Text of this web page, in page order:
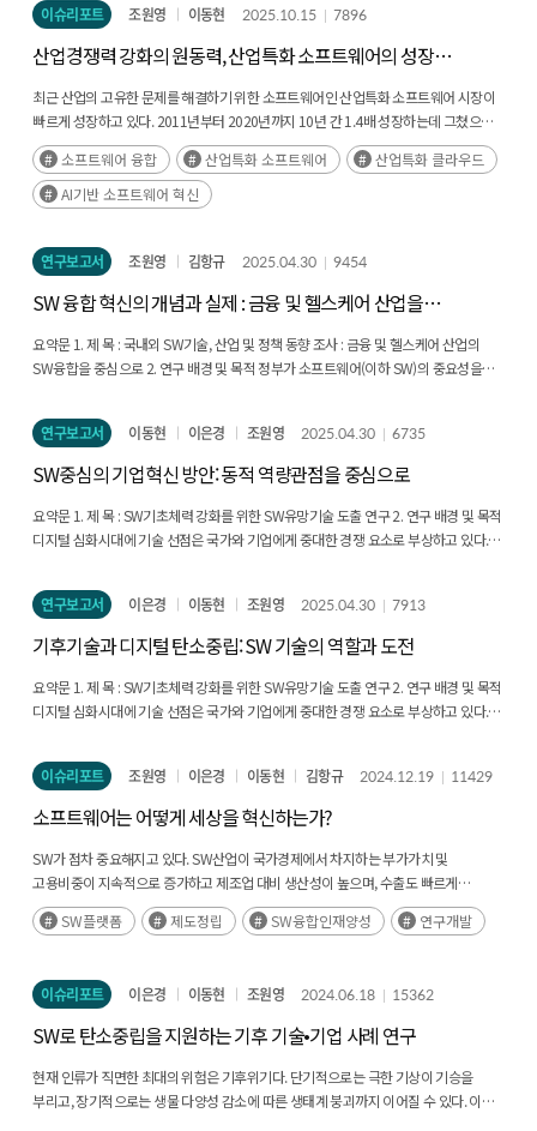
자원을 활용한 연산에 기반하고 있다. AI 모델은 다양한 응용 애플리케이션의 엔진으로
여러 AI 서비스와 제품의 근간이 된다. 즉, 소프트웨어가 AI를 만들고, AI는 다시
소프트웨어의 가치를 높이는 동반 성장이 진행중이다. 이러한 소프트웨어의 근본적
투자만으로는 충분치 않으며, 오픈소스 소프트웨어 생태계, 표준화와 상호운용성,
견고한 소프트웨어 보안 프레임워크 등과 같은 전략적 지원이 병행되어야 한다. 더불어
소프트웨어와 인공지능의 통합적 교육과 인력 양성, 기술 개발, 국제 협력을 촉진하는
정책은 장기적인 AI 경쟁력과 포용적 성장을 뒷받침하는 핵심 수단이 될 것이다. 결국
‘소프트웨어 생태계의 경쟁력이 곧 AI 경쟁력’이라는 인식을 바탕으로 AI 정책 전반을
활용되는 소프트웨어의 역할과 사례를 살펴보고, AI 생태계를 견실화하기 위한 SW
정책을 짚어보고자 한다. Executive Summary Artificial intelligence (AI) is emerging
as a core driver reshaping the global economy, industry, and society. While
capacity—have received considerable attention, the role of software in making
AI innovation practically feasible has been relatively underexplored. However,
constitutes the foundation that determines the efficiency, scalability, and
accessibility of AI technologies. Advanced software frameworks and
programming languages enable developers and researchers to rapidly design,
refine, and deploy sophisticated AI models. Contemporary AI systems rely on the
large-scale collection and processing of data, as well as intensive computation
leveraging high-performance computing resources. AI models function as the
AI services and products. In this sense, software enables the creation of AI, while
AI, in turn, amplifies the value of software—illustrating a process of mutual and
reinforcing growth. The fundamental importance of software carries clear policy
implications. Investment in hardware infrastructure or data alone is insufficient; it
must be accompanied by strategic support for areas such as open-source
software ecosystems, standardization and interoperability, and robust software
international cooperation will serve as critical instruments for sustaining long-
should be designed and implemented based on the recognition that the
competitiveness of the software ecosystem directly translates into the
competitiveness of AI. This report examines the roles and illustrative cases of
software policy directions aimed at strengthening the overall AI ecosystem.
이슈리포트 조원영 이동현 2025.10.15 7896
산업경쟁력 강화의 원동력, 산업특화 소프트웨어의 성장
동인과 주요 사례
최근 산업의 고유한 문제를 해결하기 위한 소프트웨어인 산업특화 소프트웨어 시장이
빠르게 성장하고 있다. 2011년부터 2020년까지 10년 간 1.4배 성장하는데 그쳤으나,
2021년 이후 5년 사이 2.3배나 성장했다. 산업특화 소프트웨어의 시장 성장 동인을 (1)
공급, (2)수요, (3)기술로 구분하여 2020년을 기점으로 어떤 변화가 있었는지 살펴보면
다음과 같다. 첫째, 시장 공급 관점에서 과거의 산업특화 소프트웨어 기업은 산업별로
기반의 산업특화 소프트웨어(Vertical SaaS)를 제공하는 기업이 증가했고 산업간
시장 수요 관점에서 과거의 산업특화 소프트웨어는 대기업의 일부 부서에서 특정
문제를 해결하기 위한 보완적 도구로 활용된 반면, 소프트웨어 중심의 산업 패러다임
(Software Defined X)이 전 산업으로 확장되면서 점차 기업의 경쟁력을 좌우하는 핵심
혁신을 위축시켜왔다. 하지만 2020년 이후 산업별 데이터를 학습하여 산업고유의
역동적으로 변화하고 가치 혁신이 활발히 이뤄지고 있다. 다양한 환경에서 상이한
산업특화 소프트웨어 활성화를 위해 다음과 같은 정책적 제언을 도출했다./p> 우선,
대-중소기업의 산업특화 소프트웨어 활용 수준을 높이기 위해 산업특화 클라우드
도입을 저해하는 제도의 개선, 중소기업 기업의 클라우드 활용 지원 정책 등을 고려해볼
수 있다. 또한 AI 기반의 산업특화 소프트웨어 개발을 촉진해야 한다. 이와 관련하여,
산업특화 AI 스타트업 육성 지원, AI 컴퓨팅 인프라의 운영관리에 필요한 기반
위한 부처 간 긴밀한 협력 등이 필요하다. 끝으로 협력적 소프트웨어 혁신을 통해 산업
경쟁력을 높일 수 있는 기회를 제공해아 한다. 다수의 산업특화 소프트웨어에 탑재되는
개발하는 오픈소스 프로젝트 운영 등을 고려해볼 수 있다.
소프트웨어 융합 산업특화 소프트웨어
산업특화 클라우드
AI기반 소프트웨어 혁신
연구보고서 조원영 김항규 2025.04.30 9454
SW 융합 혁신의 개념과 실제 : 금융 및 헬스케어 산업을
중심으로
요약문 1. 제 목 : 국내외 SW기술, 산업 및 정책 동향 조사 : 금융 및 헬스케어 산업의
SW융합을 중심으로 2. 연구 배경 및 목적 정부가 소프트웨어(이하 SW)의 중요성을
실현전략》(2014.7.)을 수립한지 10년이 지났 다. 그동안 정부는 SW중심대학,
AI대학원 등의 인재양성 사업을 추진했고, SW진흥법 을 통해 SW산업육성의 법적
근거를 마련하였으며, SW 기본계획을 수립하여 정책의 체 계를 갖추는 등 나름의
성과를 거뒀다. 하지만, 전 산업과 사회로 뻗어나가는 SW의 영향력에 비해 현재의 SW
주요 정책은 여전히 공공 SW제도, SI 이슈 대응 등 국내의 고질적인 SW 현안 해결에
집중되어 있 다는 지적도 상존한다. 특히 최근 AI, 메타버스, 블록체인, 빅데이터 등 SW
필요성이 높아졌다. 본 연구는 지난 10년 SW 정책의 미흡한 부분을 파악하고 SW가
필요한 SW 정책을 기획하기 위한 목적으로 최신의 SW 기술과 산업, 그리고 정책
동향을 조사하는 것을 목적으로 한다. 3. 연구의 구성 및 방법 SW 분야의 최근 동향을
파악하고, 이를 바탕으로 SW가 주도하는 산업 및 사회 혁신 방향을 예측하며,
최신 동향을 파악 하는 것이다. 이를 위해 2024년 1월부터 6월까지 IT 분야
5대 언론인 뉴욕타임즈, 월스 트리트저널, 파이낸셜타임즈(이상 일간지), 이코노미스트
(이상 주간지), MIT테크놀로지 리뷰(이상 격월지)에서 SW 관련 기사를 분석했다. 이후
IT 시장조사기관 및 주요 언론사의 SW 관련 기사를 5개의 주제별로 분류한 후 주제별
기사의 빈도를 기준으로 정책의 우선순위를 도출한 결과, SW 융합 정책이 가장
우선순위가 높은 것으로 도출되었다. 후속 작업으로 우선순위가 높은 SW 융합에 대해
지는 산업을 선정하여 실제 융합 현상을 파악하는 세부 연구로 나눠 수행했다. 개괄적
연구는 제2장에서 다루고, 세부 연구는 SW 지출액이 가능 높은 금융 산업과 산업 특 화
SW 지출액 비중이 가장 높은 헬스케어 산업을 대상으로 각각 제3장과 제4장에서
방향성 을 제안한 후금융 산업과 헬스케어 산업별 SW 융합 정책을 제언하였다. 4. 연구
내용 및 결과 SW 융합의 개념적 모형을 제시한 2장에서는 국가 경쟁력 모델인
연구보고서 이동현 이은경 조원영 2025.04.30 6735
SW중심의 기업혁신 방안: 동적 역량관점을 중심으로
요약문 1. 제 목 : SW기초체력 강화를 위한 SW유망기술 도출 연구 2. 연구 배경 및 목적
디지털 심화시대에 기술 선점은 국가와 기업에게 중대한 경쟁 요소로 부상하고 있다.
환경에서의 선도적 위치 확보는 지속적인 성장을 위한 필수 조건이 되었다. 이러한
상황에서 새로운 유망 기술을 신속하게 감지하고, 효과적으로 개발 및 확산하는 능력은
디지털 강국으로의 도약과 지속 가능한 성장을 위해 필수적이다. SW 유망기술 발굴은
전략적으로 매우 중요한 요소로 인식되지만, 대부분의 연구는 유망분야 및 토픽의
동향을 다루는 데 초점을 맞추고 있어서 구체적인 기술군에 대한 정보를 제공하는
연구가 부족한 상황이다. 이에 본 연구는 디지털의 기반이되는 소프트웨어(SW) 유망
생성하고자 한다. 3. 연구의 구성 및 방법 본 연구는 총 6장으로 구성되어 있다.
이를 통한 정책 마련에 필요한 기초자료 제공한다는 목적을 제시한다. 제2장에서는
유망기술의 개념과 특성을 설명하고, 유망기술 발굴이 기업 경쟁력에 미치는 영향을
국내외 연구를 통해 분석한다. 제3장에서는 유망기술을 예측하기 위한 데이터 및 분석
마이닝 및 토픽 모델링을 통한 SW 유망기술 발굴 방법론을 제시한다. 제5장에서는
양적 및 질적 연구방법을 병행하였다. 첫째, 국내외 연구논문, 연구보고서, 언론기사를
산업계 전문가 10인의 인터뷰를 통해 기술 후보군 검증과 신뢰성 확보, 연구방법론에
대한 자문을 수행했다. 셋째, 특허 데이터베이스를 활용한 정량분석으로, 텍스트
마이닝과 토픽 모델링 방법을 사용하여 R 프로그램을 통해 유망분야 및 기술을
도출했다. 이 연구는 전문가의 직관과 경험을 데이터 분석과 결합하여 객관적이고
연구보고서 이은경 이동현 조원영 2025.04.30 7913
기후기술과 디지털 탄소중립: SW 기술의 역할과 도전
요약문 1. 제 목 : SW기초체력 강화를 위한 SW유망기술 도출 연구 2. 연구 배경 및 목적
디지털 심화시대에 기술 선점은 국가와 기업에게 중대한 경쟁 요소로 부상하고 있다.
환경에서의 선도적 위치 확보는 지속적인 성장을 위한 필수 조건이 되었다. 이러한
상황에서 새로운 유망 기술을 신속하게 감지하고, 효과적으로 개발 및 확산하는 능력은
디지털 강국으로의 도약과 지속 가능한 성장을 위해 필수적이다. SW 유망기술 발굴은
전략적으로 매우 중요한 요소로 인식되지만, 대부분의 연구는 유망분야 및 토픽의
동향을 다루는 데 초점을 맞추고 있어서 구체적인 기술군에 대한 정보를 제공하는
연구가 부족한 상황이다. 이에 본 연구는 디지털의 기반이되는 소프트웨어(SW) 유망
기술 발굴에 중점을 두어, 국가 및 기업이 급변하는 디지털 환경에 능동적으로 대응할
방안을 제안하고, 디지털 경쟁력을 강화하는 데 필요한 근거로 활용할 기초자료를
이를 통한 정책 마련에 필요한 기초자료 제공한다는 목적을 제시한다. 제2장에서는
유망기술의 개념과 특성을 설명하고, 유망기술 발굴이 기업 경쟁력에 미치는 영향을
국내외 연구를 통해 분석한다. 제3장에서는 유망기술을 예측하기 위한 데이터 및 분석
방법론을 검토하고, 제4장에서는 특허 데이터와 소프트웨어 산업 연계 방법, 텍스트
마이닝 및 토픽 모델링을 통한 SW 유망기술 발굴 방법론을 제시한다. 제5장에서는
이슈리포트 조원영 이은경 이동현 김항규 2024.12.19 11429
소프트웨어는 어떻게 세상을 혁신하는가?
SW가 점차 중요해지고 있다. SW산업이 국가경제에서 차지하는 부가가치 및
고용비중이 지속적으로 증가하고 제조업 대비 생산성이 높으며, 수출도 빠르게
증가하고 있다. 뿐만 아니라 전통 제조 및 서비스업 등 전 산업에서 SW 투자도
증가하고 있다. 특히 금융, 의료, 자동차, 기계, 인프라 산업에 속한 기업은 활발한 SW
마이클포터(Michael Porter)교수가 제시한 국가경쟁력 결정모델인 ‘다이아몬드
모델’을 활용하면 국가경쟁력 강화를 위한 SW의 역할은 다섯 요인(SCALE)으로 설명할
수 있다. 첫째, SW를 이용하여 국가 혁신의 신속성(Speed)을 높일 수 있다. 둘째,
오픈소스 등 SW를 중심으로 다양한 이해관계자가 모여 협력적(Cooperation) 국가
혁신 생태계를 조성할 수 있다. 셋째, SW는 무형의 재화로서 서비스 형태로 실시간
전달되기 때문에 시장 환경 변화에 유연하게 적응(Adaptation)할 수 있다. 넷째, SW는
SW플랫폼 제도정립 SW융합인재양성 연구개발
이슈리포트 이은경 이동현 조원영 2024.06.18 15362
SW로 탄소중립을 지원하는 기후 기술•기업 사례 연구
현재 인류가 직면한 최대의 위험은 기후위기다. 단기적으로는 극한 기상이 기승을
부리고, 장기적으로는 생물 다양성 감소에 따른 생태계 붕괴까지 이어질 수 있다. 이에